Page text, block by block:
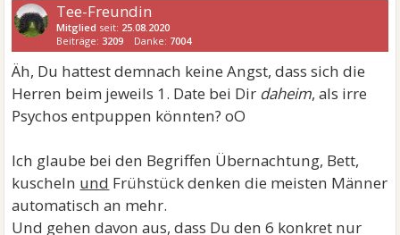
Tee-Freundin
Mitglied seit: 25.08.2020
Beiträge:3209 Danke: 7004
Äh, Du hattest demnach keine Angst, dass sich die
Herren beim jeweils 1. Date bei Dir daheim, als irre
Psychos entpuppen könnten? oO
Ich glaube bei den Begriffen Übernachtung, Bett,
kuscheln und Frühstück denken die meisten Männer
automatisch an mehr.
Und gehen davon aus, dass Du den 6 konkret nur